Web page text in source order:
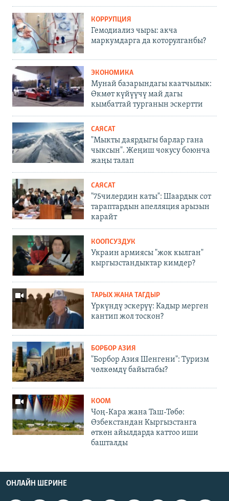
КОРРУПЦИЯ
Гемодиализ чыры: акча
маркумдарга да которулганбы?
ЭКОНОМИКА
Мунай базарындагы каатчылык:
Өкмөт күйүүчү май дагы
кымбаттай турганын эскертти
САЯСАТ
"Мыкты даярдыгы барлар гана
чыксын". Жеңиш чокусу боюнча
жаңы талап
САЯСАТ
"75чилердин каты": Шаардык сот
тараптардын апелляция арызын
карайт
КООПСУЗДУК
Украин армиясы "жок кылган"
кыргызстандыктар кимдер?
ТАРЫХ ЖАНА ТАГДЫР
Үркүндү эскерүү: Кадыр мерген
кантип жол тоскон?
БОРБОР АЗИЯ
"Борбор Азия Шенгени": Туризм
чөлкөмдү байытабы?
КООМ
Чоң-Кара жана Таш-Төбө:
Өзбекстандан Кыргызстанга
өткөн айылдарда каттоо иши
башталды
ОНЛАЙН ШЕРИНЕ